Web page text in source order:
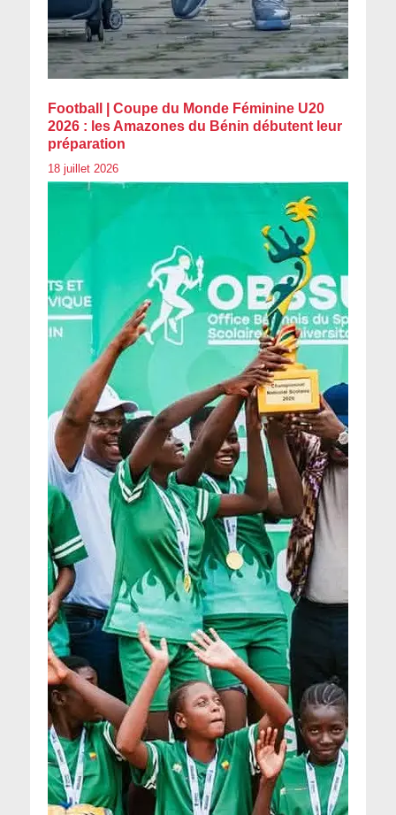
Football | Coupe du Monde Féminine U20
2026 : les Amazones du Bénin débutent leur
préparation
18 juillet 2026